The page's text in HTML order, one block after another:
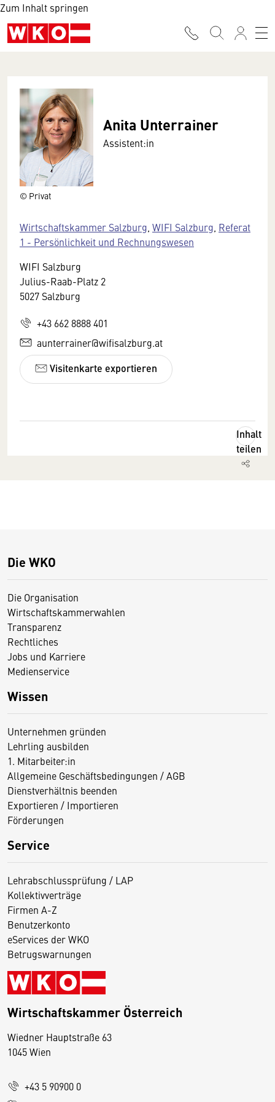
Zum Inhalt springen
© Privat
Anita Unterrainer
Assistent:in
Wirtschaftskammer Salzburg WIFI Salzburg Referat
1 - Persönlichkeit und Rechnungswesen
WIFI Salzburg
Julius-Raab-Platz 2
5027 Salzburg
+43 662 8888 401
aunterrainer@wifisalzburg.at
Visitenkarte exportieren
Inhalt
teilen
Die WKO
Die Organisation
Wirtschaftskammerwahlen
Transparenz
Rechtliches
Jobs und Karriere
Medienservice
Wissen
Unternehmen gründen
Lehrling ausbilden
1. Mitarbeiter:in
Allgemeine Geschäftsbedingungen / AGB
Dienstverhältnis beenden
Exportieren / Importieren
Förderungen
Service
Lehrabschlussprüfung / LAP
Kollektivverträge
Firmen A-Z
Benutzerkonto
eServices der WKO
Betrugswarnungen
Wirtschaftskammer Österreich
Wiedner Hauptstraße 63
1045 Wien
+43 5 90900 0
D
s